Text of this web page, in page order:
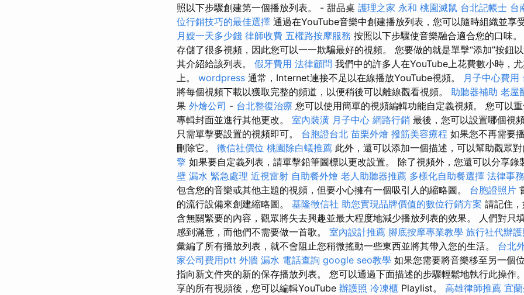
照以下步驟創建第一個播放列表。 - 甜品桌 護理之家 永和 桃園滅鼠 台北記帳士 台
位行銷技巧的最佳選擇 通過在YouTube音樂中創建播放列表，您可以隨時組織並享
月嫂一天多少錢 律師收費 五權路按摩服務 按照以下步驟使音樂融合適合您的口味。
存儲了很多視頻，因此您可以一一欺騙最好的視頻。 您要做的就是單擊“添加”按鈕
其介紹給該列表。 假牙費用 法律顧問 我們中的許多人在YouTube上花費數小時，
上。 wordpress 通常，Internet連接不足以在線播放YouTube視頻。 月子中心費用
將每個視頻下載以獲取完整的頻道，以便稍後可以離線觀看視頻。 助聽器補助 老屋
果 外燴公司 - 台北整復治療 您可以使用簡單的視頻編輯功能自定義視頻。 您可以
專輯封面並進行其他更改。 室內裝潢 月子中心 網路行銷 最後，您可以設置哪個視
只需單擊要設置的視頻即可。 台胞證台北 苗栗外燴 撥筋美容療程 如果您不再需要
刪除它。 徵信社價位 桃園除白蟻推薦 此外，還可以添加一個描述，可以幫助觀眾對
擎 如果要自定義列表，請單擊鉛筆圖標以更改設置。 除了視頻外，您還可以分享錄
壁 漏水 緊急處理 近視雷射 自助餐外燴 老人助聽器推薦 多樣化自助餐選擇 法律事
包含您的音樂或其他主題的視頻，但要小心擁有一個吸引人的縮略圖。 台胞證照片
的流行設備來創建縮略圖。 基隆徵信社 助您實現品牌價值的數位行銷方案 請記住
含無關緊要的內容，觀眾將失去興趣並最大程度地減少播放列表的效果。 人們對只
感到滿意，而他們不需要做一首歌。 室內設計推薦 腳底按摩專業教學 旅行社代辦護
彙編了所有播放列表，就不會阻止您稍微搖動一些東西並將其帶入您的生活。 台北
家公司費用ptt 外牆 漏水 電話查詢 google seo教學 如果您需要將音樂移至另一個
指向新文件夾的新的保存播放列表。 您可以通過下面描述的步驟輕鬆地執行此操作。
享的所有視頻後，您可以編輯YouTube 辦護照 冷凍櫃 Playlist。 高雄律師推薦 宜